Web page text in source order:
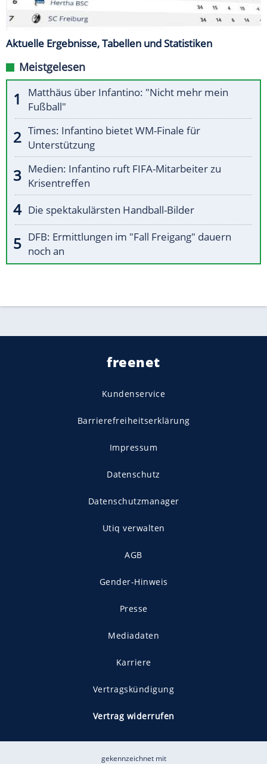
Aktuelle Ergebnisse, Tabellen und Statistiken
Meistgelesen
Matthäus über Infantino: "Nicht mehr mein
Fußball"
Times: Infantino bietet WM-Finale für
Unterstützung
Medien: Infantino ruft FIFA-Mitarbeiter zu
Krisentreffen
Die spektakulärsten Handball-Bilder
DFB: Ermittlungen im "Fall Freigang" dauern
noch an
freenet
Kundenservice
Barrierefreiheitserklärung
Impressum
Datenschutz
Datenschutzmanager
Utiq verwalten
AGB
Gender-Hinweis
Presse
Mediadaten
Karriere
Vertragskündigung
Vertrag widerrufen
gekennzeichnet mit